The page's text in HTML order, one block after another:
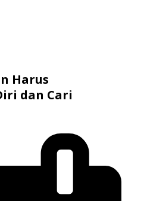
Harus
dan Cari